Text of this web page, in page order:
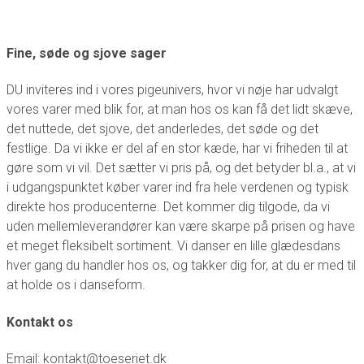
may
chosen
on
the
product
page
Fine, søde og sjove sager
DU inviteres ind i vores pigeunivers, hvor vi nøje har udvalgt
vores varer med blik for, at man hos os kan få det lidt skæve,
det nuttede, det sjove, det anderledes, det søde og det
festlige. Da vi ikke er del af en stor kæde, har vi friheden til at
gøre som vi vil. Det sætter vi pris på, og det betyder bl.a., at vi
i udgangspunktet køber varer ind fra hele verdenen og typisk
direkte hos producenterne. Det kommer dig tilgode, da vi
uden mellemleverandører kan være skarpe på prisen og have
et meget fleksibelt sortiment. Vi danser en lille glædesdans
hver gang du handler hos os, og takker dig for, at du er med til
at holde os i danseform.
Kontakt os
Email: kontakt@toeseriet.dk